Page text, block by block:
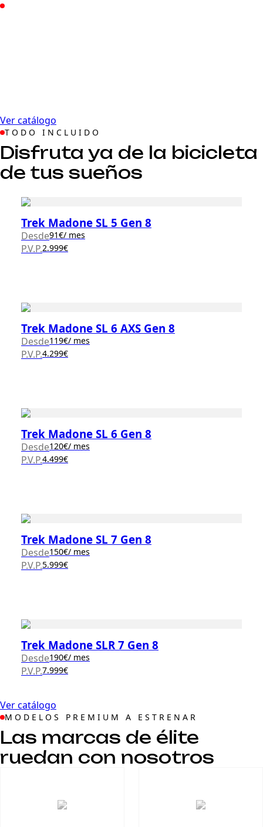
Ver catálogo
TODO INCLUIDO
Disfruta ya de la bicicleta
de tus sueños
Trek Madone SL 5 Gen 8
Desde91€/ mes
P.V.P.2.999€
Trek Madone SL 6 AXS Gen 8
Desde119€/ mes
P.V.P.4.299€
Trek Madone SL 6 Gen 8
Desde120€/ mes
P.V.P.4.499€
Trek Madone SL 7 Gen 8
Desde150€/ mes
P.V.P.5.999€
Trek Madone SLR 7 Gen 8
Desde190€/ mes
P.V.P.7.999€
Ver catálogo
MODELOS PREMIUM A ESTRENAR
Las marcas de élite
ruedan con nosotros